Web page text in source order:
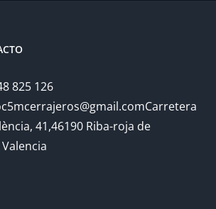
825 126
41,46190 Riba-roja de